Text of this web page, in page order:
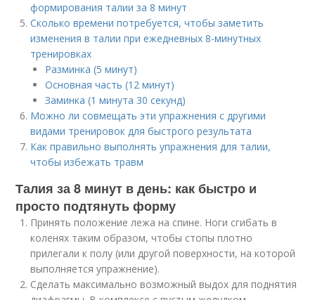
формирования талии за 8 минут
Сколько времени потребуется, чтобы заметить
изменения в талии при ежедневных 8-минутных
тренировках
Разминка (5 минут)
Основная часть (12 минут)
Заминка (1 минута 30 секунд)
Можно ли совмещать эти упражнения с другими
видами тренировок для быстрого результата
Как правильно выполнять упражнения для талии,
чтобы избежать травм
Талия за 8 минут в день: как быстро и
просто подтянуть форму
Принять положение лежа на спине. Ноги сгибать в
коленях таким образом, чтобы стопы плотно
прилегали к полу (или другой поверхности, на которой
выполняется упражнение).
Сделать максимально возможный выдох для поднятия